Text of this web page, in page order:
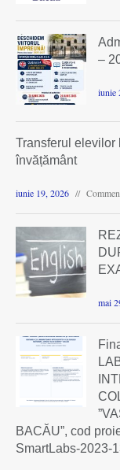
–
iunie
Transferul
învățământ
iunie 19, 2026
mai
BACĂU”, cod
SmartLabs-2023-